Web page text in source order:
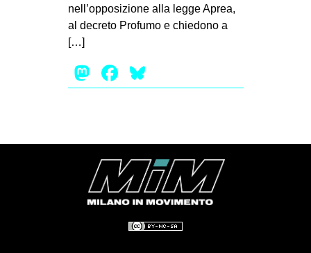
nell’opposizione alla legge Aprea,
al decreto Profumo e chiedono a
[…]
Mastodon
Facebook